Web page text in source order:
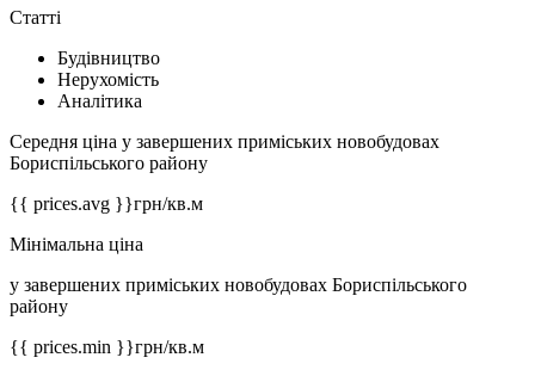
Статті
Будівництво
Нерухомість
Аналітика
Середня ціна у завершених приміських новобудовах
Бориспільського району
{{ prices.avg }}грн/кв.м
Мінімальна ціна
у завершених приміських новобудовах Бориспільського
району
{{ prices.min }}грн/кв.м